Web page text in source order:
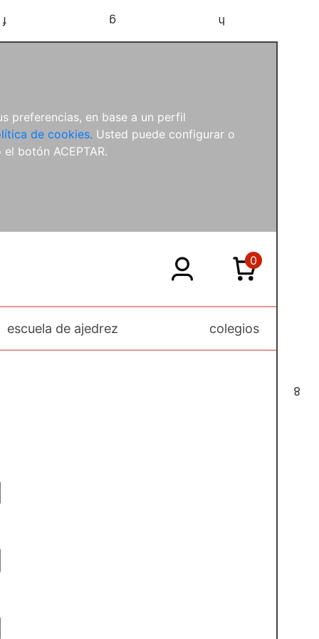
preferencias, en base a un perfil
de cookies. Usted puede configurar o
botón ACEPTAR.
f g h
8
escuela de ajedrez colegios
0